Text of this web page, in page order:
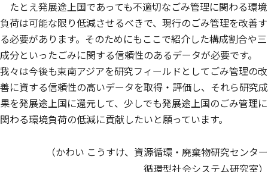
たとえ発展途上国であっても不適切なごみ管理に関わる環境
負荷は可能な限り低減させるべきで、現行のごみ管理を改善す
る必要があります。そのためにもここで紹介した構成割合や三
成分といったごみに関する信頼性のあるデータが必要です。
我々は今後も東南アジアを研究フィールドとしてごみ管理の改
善に資する信頼性の高いデータを取得・評価し、それら研究成
果を発展途上国に還元して、少しでも発展途上国のごみ管理に
関わる環境負荷の低減に貢献したいと願っています。
（かわい こうすけ、資源循環・廃棄物研究センター
循環型社会システム研究室）